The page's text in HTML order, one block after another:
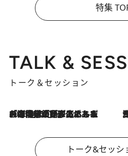
特集
TALK &
トーク＆セッション
2026.8.3
「今後値上げがあるとすれば…」「リスクがあるのは今年の冬」エネルギー専門家が語る、ホルムズ海峡封鎖が家庭にもたらす“ある心配” 「住宅建
トーク&セッシ